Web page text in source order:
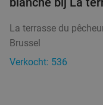
food
La terrasse du
Brussel
Verkocht: 536